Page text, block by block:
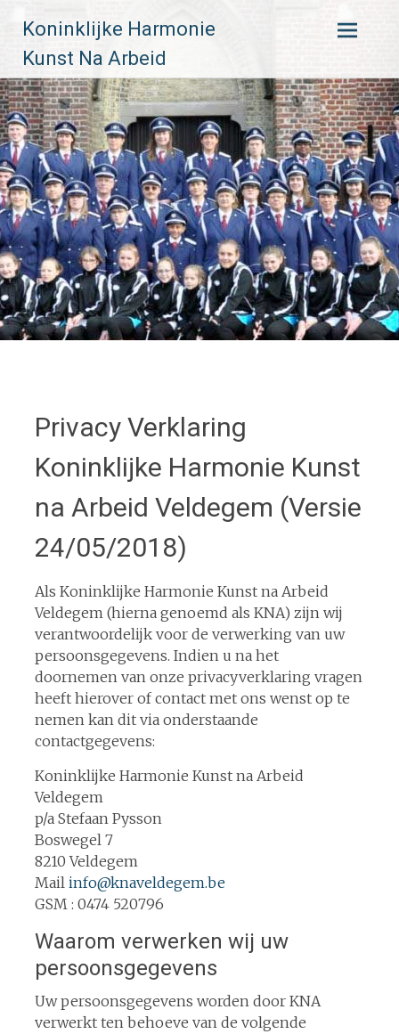
content
Koninklijke Harmonie
Kunst Na Arbeid
Privacy Verklaring
Koninklijke Harmonie Kunst
na Arbeid Veldegem (Versie
24/05/2018)
Als Koninklijke Harmonie Kunst na Arbeid
Veldegem (hierna genoemd als KNA) zijn wij
verantwoordelijk voor de verwerking van uw
persoonsgegevens. Indien u na het
doornemen van onze privacyverklaring vragen
heeft hierover of contact met ons wenst op te
nemen kan dit via onderstaande
contactgegevens:
Koninklijke Harmonie Kunst na Arbeid
Veldegem
p/a Stefaan Pysson
Boswegel 7
8210 Veldegem
Mail info@knaveldegem.be
GSM : 0474 520796
Waarom verwerken wij uw
persoonsgegevens
Uw persoonsgegevens worden door KNA
verwerkt ten behoeve van de volgende